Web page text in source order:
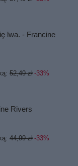
lwa. - Francine
52,49 zł -33%
Rivers
44,99 zł -33%